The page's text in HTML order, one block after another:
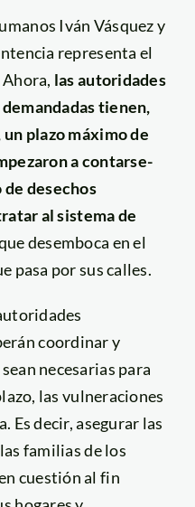
Iván Vásquez y
representa el
las autoridades
tienen,
plazo máximo de
a contarse-
desechos
al sistema de
desemboca en el
pasa por sus calles.
coordinar y
necesarias para
las vulneraciones
Es decir, asegurar las
familias de los
cuestión al fin